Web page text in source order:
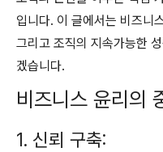
입니다. 이 글에서는 비즈니
그리고 조직의 지속가능한
겠습니다.
비즈니스 윤리의
1. 신뢰 구축: